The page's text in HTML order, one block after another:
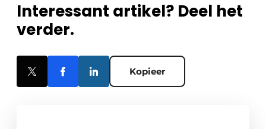
Interessant artikel? Deel het
verder.
Kopieer